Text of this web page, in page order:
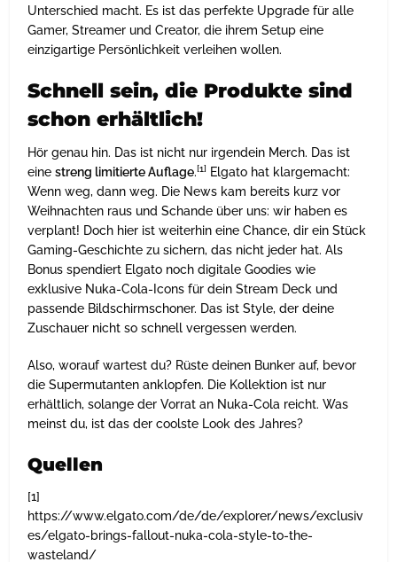
Unterschied macht. Es ist das perfekte Upgrade für alle
Gamer, Streamer und Creator, die ihrem Setup eine
einzigartige Persönlichkeit verleihen wollen.
Schnell sein, die Produkte sind
schon erhältlich!
Hör genau hin. Das ist nicht nur irgendein Merch. Das ist
einestreng limitierte Auflage.[1] Elgato hat klargemacht:
Wenn weg, dann weg. Die News kam bereits kurz vor
Weihnachten raus und Schande über uns: wir haben es
verplant! Doch hier ist weiterhin eine Chance, dir ein Stück
Gaming-Geschichte zu sichern, das nicht jeder hat. Als
Bonus spendiert Elgato noch digitale Goodies wie
exklusive Nuka-Cola-Icons für dein Stream Deck und
passende Bildschirmschoner. Das ist Style, der deine
Zuschauer nicht so schnell vergessen werden.
Also, worauf wartest du? Rüste deinen Bunker auf, bevor
die Supermutanten anklopfen. Die Kollektion ist nur
erhältlich, solange der Vorrat an Nuka-Cola reicht. Was
meinst du, ist das der coolste Look des Jahres?
Quellen
[1]
https://www.elgato.com/de/de/explorer/news/exclusiv
es/elgato-brings-fallout-nuka-cola-style-to-the-
wasteland/